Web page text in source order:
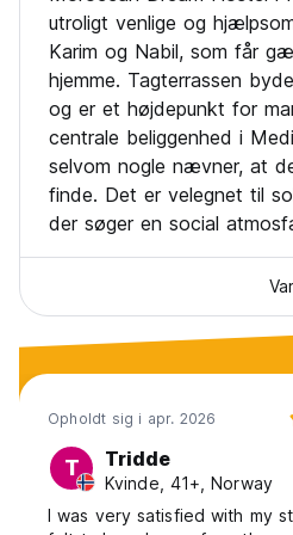
også ringe til os, så hjælper vi
Kreditkort accepteres, betaling
Skatter ikke inkluderet -
person per nat
Rygeområder til rådighed
Marahba vi glæder os til at se
original language)
utroligt venlige og
Karim og Nabil, som får
hjemme. Tagterrassen
og er et højdepunkt for
centrale beliggenhed i
selvom nogle nævner, at
finde. Det er velegnet til
der søger en social
Opholdt sig i apr. 2026
T Tridde
Kvinde, 41+, Norway
I was very satisfied with my